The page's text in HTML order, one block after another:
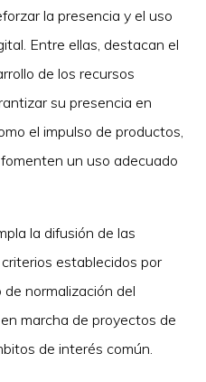
la presencia y el uso
Entre ellas, destacan el
de los recursos
su presencia en
el impulso de productos,
un uso adecuado
la difusión de las
establecidos por
normalización del
marcha de proyectos de
de interés común.